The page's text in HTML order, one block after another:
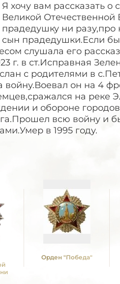
Я хочу вам рассказать
Великой Отечественной
прадедушку ни разу,про
сын прадедушки.Если
слушала его
г. в ст.Исправная
с родителями в
войну.Воевал он на 4
на реке
и обороне
всю войну и
в 1995 году.
Орден "Победа"